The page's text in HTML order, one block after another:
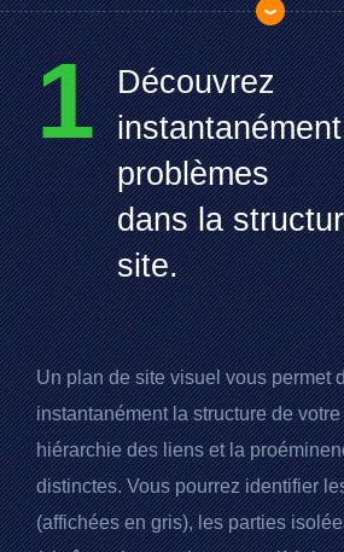
1 Découvrez
problèmes
dans la
site.
Un plan de site visuel vous permet
instantanément la structure de
hiérarchie des liens et la
distinctes. Vous pourrez identifier
(affichées en gris), les parties